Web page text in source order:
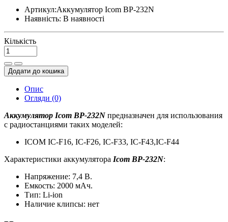
Артикул:Аккумулятор Icom BP-232N
Наявність: В наявності
Кількість
Додати до кошика
Опис
Огляди (0)
Аккумулятор Icom BP-232N предназначен для использования
с радиостанциями таких моделей:
ICOM IC-F16, IC-F26, IC-F33, IC-F43,IC-F44
Характеристики аккумулятора Icom BP-232N:
Напряжение: 7,4 В.
Емкость: 2000 мАч.
Тип: Li-ion
Наличие клипсы: нет